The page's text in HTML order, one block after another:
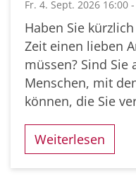
Fr. 4. Sept. 2026 16:00
Haben Sie
Zeit einen lieben
müssen? Sind Sie
Menschen, mit
können, die Sie
Weiterlesen